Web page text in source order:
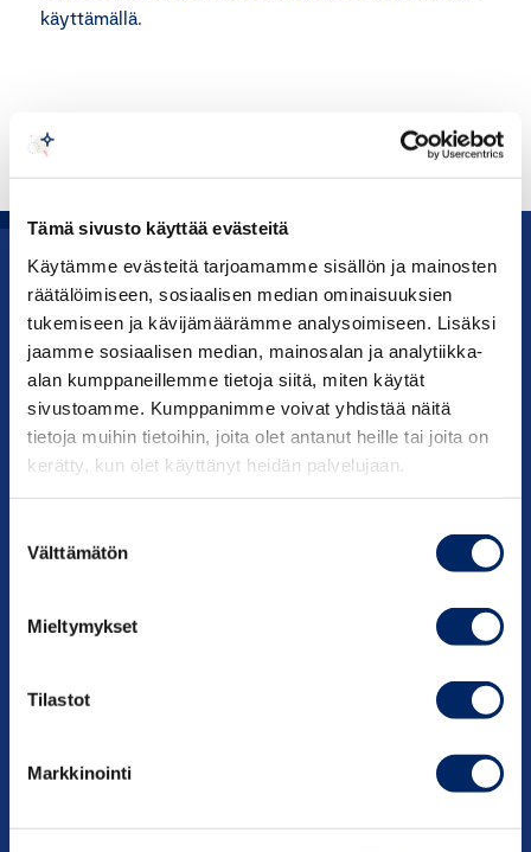
Tämä sivusto käyttää evästeitä
Käytämme evästeitä tarjoamamme sisällön ja mainosten
räätälöimiseen, sosiaalisen median ominaisuuksien
tukemiseen ja kävijämäärämme analysoimiseen. Lisäksi
jaamme sosiaalisen median, mainosalan ja analytiikka-
alan kumppaneillemme tietoja siitä, miten käytät
sivustoamme. Kumppanimme voivat yhdistää näitä
tietoja muihin tietoihin, joita olet antanut heille tai joita on
kerätty, kun olet käyttänyt heidän palvelujaan.
valinta
Välttämätön
Mieltymykset
Tilastot
Markkinointi
käyttämällä.
Uutishuone
Julkaisut
Vaikuttaminen
Palvelut